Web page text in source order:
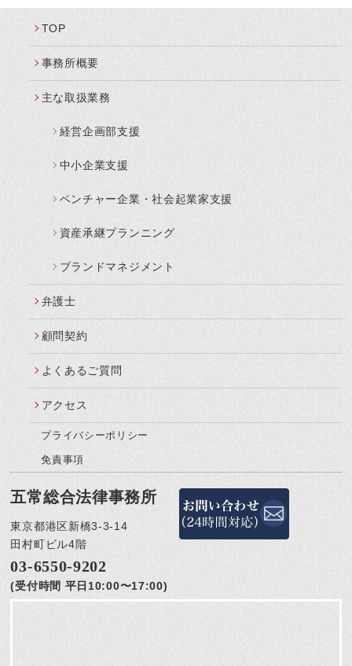
TOP
事務所概要
主な取扱業務
経営企画部支援
中小企業支援
ベンチャー企業・社会起業家支援
資産承継プランニング
ブランドマネジメント
弁護士
顧問契約
よくあるご質問
アクセス
プライバシーポリシー
免責事項
五常総合法律事務所
東京都港区新橋3-3-14
田村町ビル4階
03-6550-9202
(受付時間 平日10:00〜17:00)